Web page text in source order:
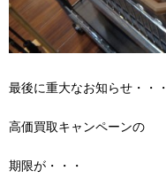
最後に重大なお知らせ・・・
高価買取キャンペーンの
期限が・・・